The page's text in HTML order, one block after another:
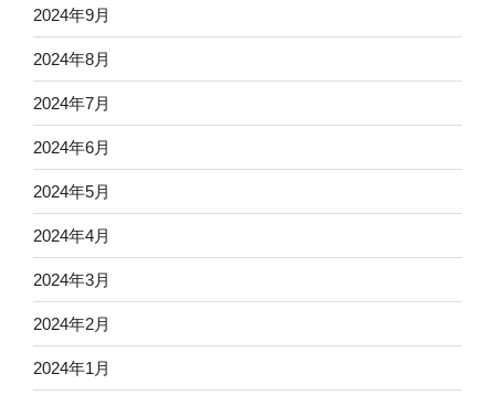
2024年9月
2024年8月
2024年7月
2024年6月
2024年5月
2024年4月
2024年3月
2024年2月
2024年1月